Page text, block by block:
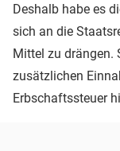
Deshalb habe es
sich an die
Mittel zu drängen.
zusätzlichen
Erbschaftssteuer